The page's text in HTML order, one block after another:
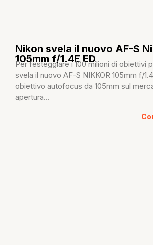
Nikon svela il nuovo AF-S
105mm f/1.4E ED
Per festeggiare i 100 milioni di obiettivi
svela il nuovo AF-S NIKKOR 105mm f/
obiettivo autofocus da 105mm sul
apertura...